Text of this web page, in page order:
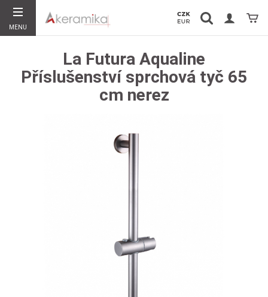
MENU
Vyhledávání Košík
La Futura Aqualine
Příslušenství sprchová tyč 65
cm nerez